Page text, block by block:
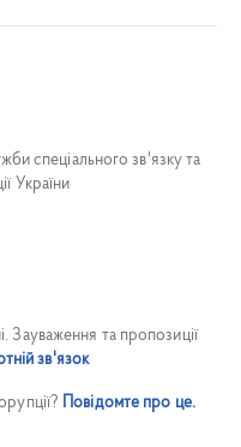
спеціального зв'язку та
України
та пропозиції
зв'язок
Повідомте про це.